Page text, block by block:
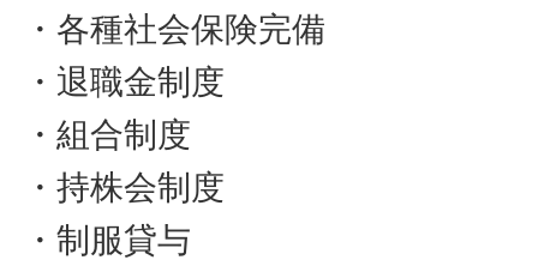
・各種社会保険完備
・退職金制度
・組合制度
・持株会制度
・制服貸与